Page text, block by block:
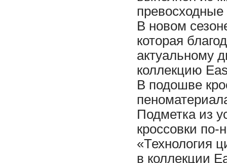
превосходные
В новом
которая
актуальному
коллекцию
В подошве
Подметка из
кроссовки
«Технология
в коллекции